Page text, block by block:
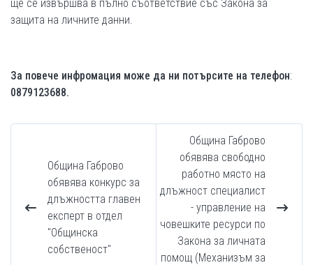
ще се извършва в пълно съответствие със Закона за
защита на личните данни.
За повече инфромация може да ни потърсите на телефон:
0879123688.
Община Габрово
обявява конкурс за
длъжността главен
експерт в отдел
"Общинска
собственост"
Община Габрово
обявява свободно
работно място на
длъжност специалист
- управление на
човешките ресурси по
Закона за личната
помощ (Механизъм за